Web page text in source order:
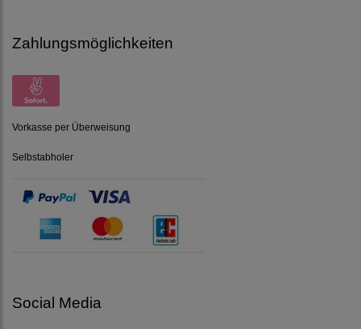
Zahlungsmöglichkeiten
Vorkasse per Überweisung
Selbstabholer
Social Media